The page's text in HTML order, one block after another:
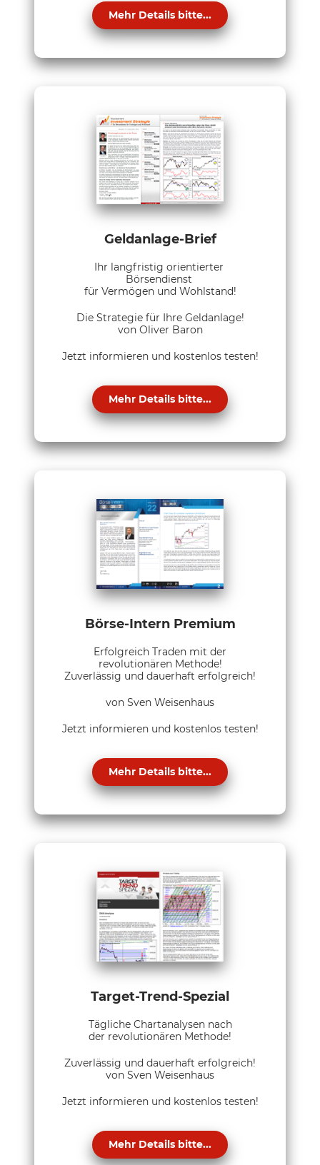
Mehr Details bitte...
Geldanlage-Brief
Ihr langfristig orientierter
Börsendienst
für Vermögen und Wohlstand!
Die Strategie für Ihre Geldanlage!
von Oliver Baron
Jetzt informieren und kostenlos testen!
Mehr Details bitte...
Börse-Intern Premium
Erfolgreich Traden mit der
revolutionären Methode!
Zuverlässig und dauerhaft erfolgreich!
von Sven Weisenhaus
Jetzt informieren und kostenlos testen!
Mehr Details bitte...
Target-Trend-Spezial
Tägliche Chartanalysen nach
der revolutionären Methode!
Zuverlässig und dauerhaft erfolgreich!
von Sven Weisenhaus
Jetzt informieren und kostenlos testen!
Mehr Details bitte...